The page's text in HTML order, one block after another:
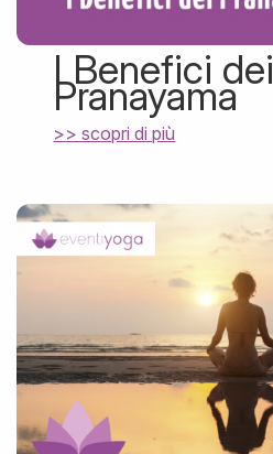
I Benefici dei
Pranayama
>> scopri di più